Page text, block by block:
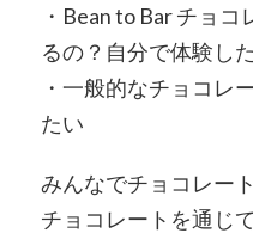
・Bean to Bar チョ
るの？自分で体験し
・一般的なチョコレ
たい
みんなでチョコレー
チョコレートを通じ